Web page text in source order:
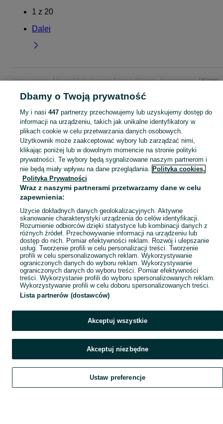
1 z 20
Dalej
Strona główna Moda Buty damskie Klapki Klapki - Podkarpackie
Klapki -
KATEGORIA
Szeroki wybór klapek damskich Dębica ▶️ skórzane, gumowe, na platformie i letnie ✅ Nowe i używane w atrakcyjnych cenach ✌ Znajdź oferty na OLX.pl! Zobacz
Mapa kategorii
Mapa miejscowości
Szukaj Obserwujesz Dodaj Czat Konto
Dbamy o Twoją prywatność
My i nasi 447partnerzy przechowujemy lub uzyskujemy dostęp do
informacji na urządzeniu, takich jak unikalne identyfikatory w
plikach cookie w celu przetwarzania danych osobowych.
Użytkownik może zaakceptować wybory lub zarządzać nimi,
klikając poniżej lub w dowolnym momencie na stronie polityki
prywatności. Te wybory będą sygnalizowane naszym partnerom i
nie będą miały wpływu na dane przeglądania. Polityka cookies,
Polityka Prywatności
Wraz z naszymi partnerami przetwarzamy dane w celu
zapewnienia:
Użycie dokładnych danych geolokalizacyjnych. Aktywne
skanowanie charakterystyki urządzenia do celów identyfikacji.
Rozumienie odbiorców dzięki statystyce lub kombinacji danych z
różnych źródeł. Przechowywanie informacji na urządzeniu lub
dostęp do nich. Pomiar efektywności reklam. Rozwój i ulepszanie
usług. Tworzenie profili w celu personalizacji treści. Tworzenie
profili w celu spersonalizowanych reklam. Wykorzystywanie
ograniczonych danych do wyboru reklam. Wykorzystywanie
ograniczonych danych do wyboru treści. Pomiar efektywności
treści. Wykorzystanie profili do wyboru spersonalizowanych reklam.
Wykorzystywanie profili w celu doboru spersonalizowanych treści.
Lista partnerów (dostawców)
Akceptuj wszystkie
Akceptuj niezbędne
Ustaw preferencje